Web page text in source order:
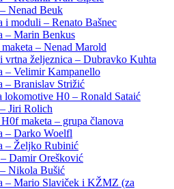
Nenad Beuk
i moduli – Renato Bašnec
– Marin Benkus
– Nenad Marold
vrtna željeznica – Dubravko Kuhta
– Velimir Kampanello
– Branislav Strižić
lokomotive H0 – Ronald Sataić
Jiri Rolich
maketa – grupa članova
– Darko Woelfl
– Željko Rubinić
Damir Orešković
Nikola Bušić
– Mario Slaviček i KŽMZ (za